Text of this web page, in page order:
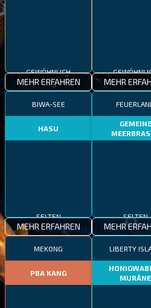
GEWÖHNLICH
MEHR ERFAHREN MEHR
BIWA-SEE
HASU
SELTEN
MEHR ERFAHREN
GEMEINE
SELTEN
MEHR
MEKONG
PBA KANG
LIBERTY
MURÄNE